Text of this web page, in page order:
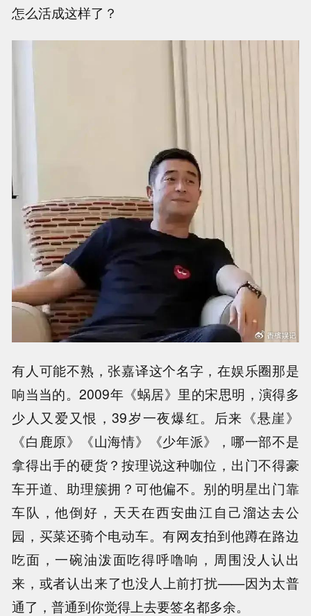
怎么活成这样了？
有人可能不熟，张嘉译这个名字，在娱乐圈那是
响当当的。2009年《蜗居》里的宋思明，演得多
少人又爱又恨，39岁一夜爆红。后来《悬崖》
《白鹿原》《山海情》《少年派》，哪一部不是
拿得出手的硬货？按理说这种咖位，出门不得豪
车开道、助理簇拥？可他偏不。别的明星出门靠
车队，他倒好，天天在西安曲江自己溜达去公
园，买菜还骑个电动车。有网友拍到他蹲在路边
吃面，一碗油泼面吃得呼噜响，周围没人认出
来，或者认出来了也没人上前打扰——因为太普
通了，普通到你觉得上去要签名都多余。